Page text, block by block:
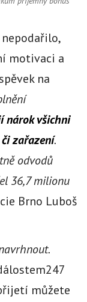
motivaci a
na
nárok všichni
zařazení.
odvodů
36,7 milionu
Brno Luboš
můžete